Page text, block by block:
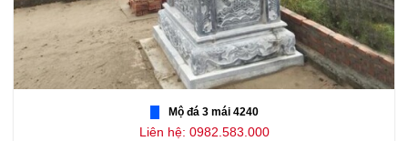
Mộ đá 3 mái 4240
Liên hệ: 0982.583.000